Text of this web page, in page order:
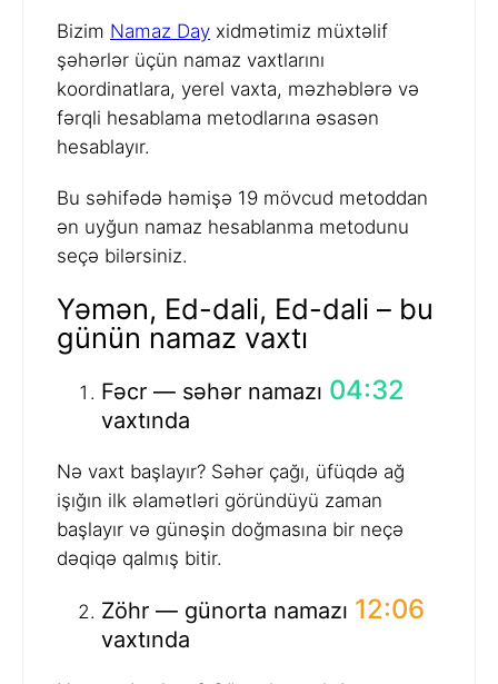
Bizim Namaz Day xidmətimiz müxtəlif
şəhərlər üçün namaz vaxtlarını
koordinatlara, yerel vaxta, məzhəblərə və
fərqli hesablama metodlarına əsasən
hesablayır.
Bu səhifədə həmişə 19 mövcud metoddan
ən uyğun namaz hesablanma metodunu
seçə bilərsiniz.
Yəmən, Ed-dali, Ed-dali – bu
günün namaz vaxtı
Fəcr — səhər namazı 04:32
vaxtında
Nə vaxt başlayır? Səhər çağı, üfüqdə ağ
işığın ilk əlamətləri göründüyü zaman
başlayır və günəşin doğmasına bir neçə
dəqiqə qalmış bitir.
Zöhr — günorta namazı 12:06
vaxtında